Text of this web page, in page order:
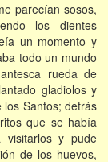
parecían sosos,
los dientes
un momento y
todo un mundo
rueda de
gladiolos y
Santos; detrás
que se había
y pude
de los huevos,